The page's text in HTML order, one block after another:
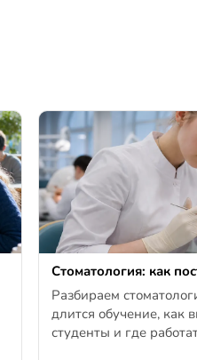
Стоматология: как
Разбираем
длится обучение, как
студенты и где